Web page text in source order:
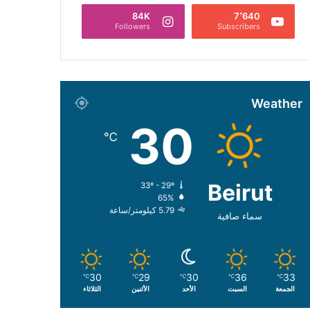
7٬640
Subscribers
84K
Followers
Weather
Beirut
سماء صافية
30
℃
33º - 29º
65%
5.79 كيلومتر/ساعة
33
℃
الجمعة
36
℃
السبت
30
℃
الأحد
29
℃
الأثنين
30
℃
الثلاثاء